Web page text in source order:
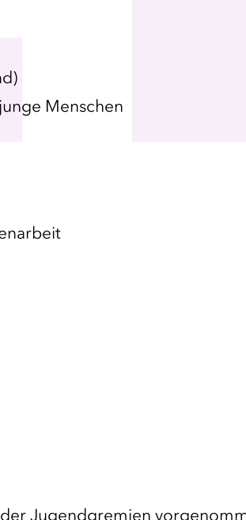
Menschen
Jugendgremien